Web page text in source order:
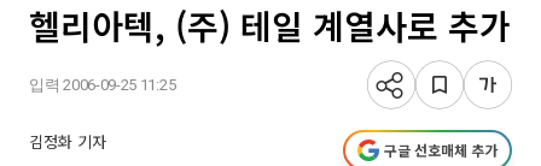
헬리아텍, (주) 테일 계열사로 추가
입력 2006-09-25 11:25
김정화 기자 구글 선호매체 추가